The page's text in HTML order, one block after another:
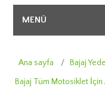
MENÜ
Ana sayfa / Bajaj
Bajaj Tüm Motosiklet İçin